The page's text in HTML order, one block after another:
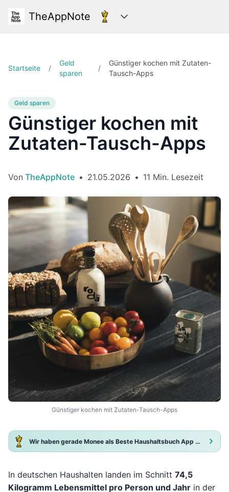
TheAppNote Kategorien
Startseite /
Geld
sparen
/
Günstiger kochen mit Zutaten-
Tausch-Apps
Geld sparen
Günstiger kochen mit
Zutaten-Tausch-Apps
Von TheAppNote • 21.05.2026 • 11 Min. Lesezeit
Günstiger kochen mit Zutaten-Tausch-Apps
Wir haben gerade Monee als Beste Haushaltsbuch App 2025 ausgezeichnet!
In deutschen Haushalten landen im Schnitt 74,5
Kilogramm Lebensmittel pro Person und Jahr in der